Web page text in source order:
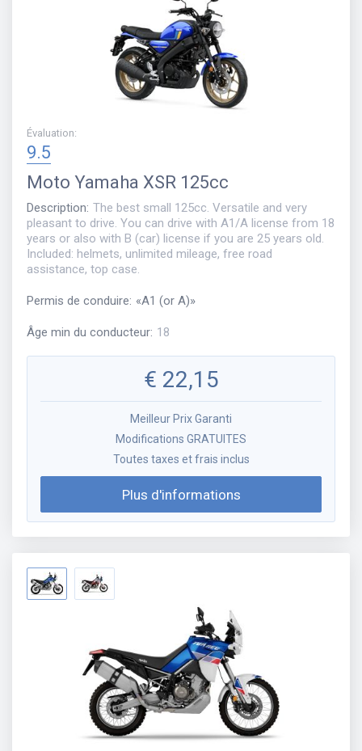
Évaluation:
9.5
Moto Yamaha XSR 125cc
Description: The best small 125cc. Versatile and very
pleasant to drive. You can drive with A1/A license from 18
years or also with B (car) license if you are 25 years old.
Included: helmets, unlimited mileage, free road
assistance, top case.
Permis de conduire: «A1 (or A)»
Âge min du conducteur: 18
€ 22,15
Meilleur Prix Garanti
Modifications GRATUITES
Toutes taxes et frais inclus
Plus d'informations